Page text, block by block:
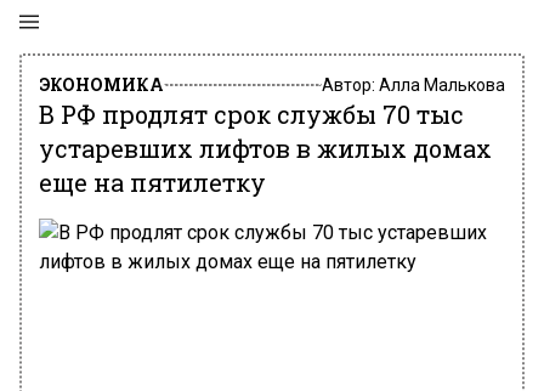
ЭКОНОМИКА Автор: Алла Малькова
В РФ продлят срок службы 70 тыс
устаревших лифтов в жилых домах
еще на пятилетку